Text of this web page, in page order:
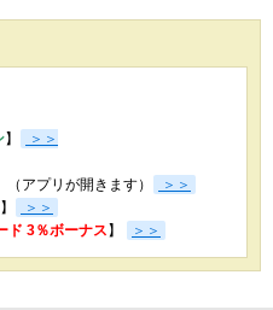
】 ＞＞
（アプリが開きます）
＞＞
】
＞＞
ド 3％ボーナス】 ＞＞